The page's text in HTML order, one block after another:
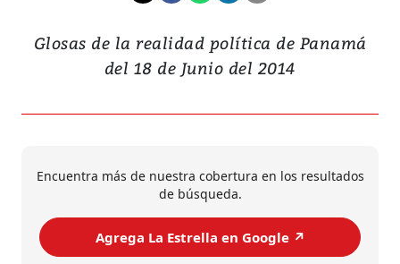
Glosas de la realidad política de Panamá
del 18 de Junio del 2014
Encuentra más de nuestra cobertura en los resultados
de búsqueda.
Agrega La Estrella en Google ↗️